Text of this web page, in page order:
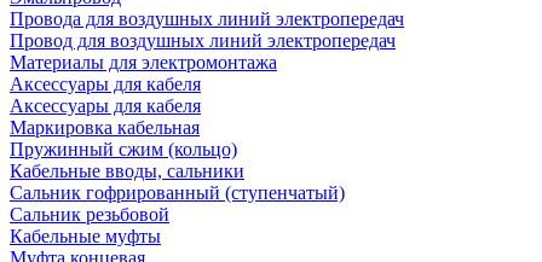
Провода для воздушных линий электропередач
Провод для воздушных линий электропередач
Материалы для электромонтажа
Аксессуары для кабеля
Аксессуары для кабеля
Маркировка кабельная
Пружинный сжим (кольцо)
Кабельные вводы, сальники
Сальник гофрированный (ступенчатый)
Сальник резьбовой
Кабельные муфты
Муфта концевая